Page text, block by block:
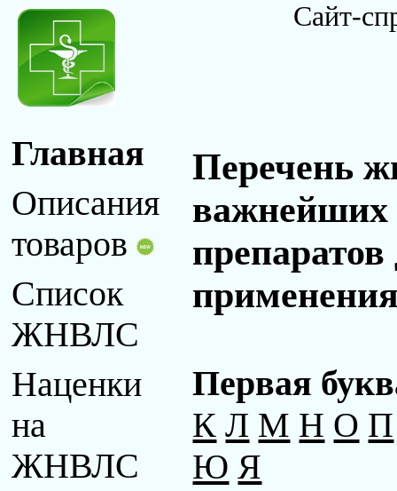
Сайт-
Главная
Описания
товаров
Список
ЖНВЛС
Наценки
на
ЖНВЛС
Перечень
важнейших
Первая
К Л М Н О П
Ю Я